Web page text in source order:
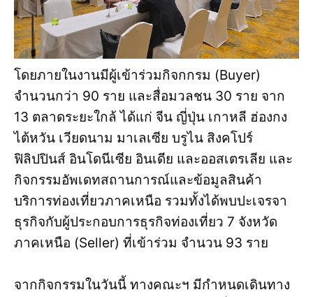
โดยภายในงานมีผู้เข้าร่วมกิจกกรม (Buyer)
จำนวนกว่า 90 ราย และสื่อมวลชน 30 ราย จาก
13 ตลาดระยะใกล้ ได้แก่ จีน ญี่ปุ่น เกาหลี ฮ่องกง
ไต้หวัน เวียดนาม มาเลเซีย บรูไน สิงคโปร์
ฟิลิปปินส์ อินโดนีเซีย อินเดีย และออสเตรเลีย และ
กิจกรรมอัพเดทสถานการณ์และข้อมูลสินค้า
บริการท่องเที่ยวภาคเหนือ รวมทั้งได้พบปะเจรจา
ธุรกิจกับผู้ประกอบการธุรกิจท่องเที่ยว 7 จังหวัด
ภาคเหนือ (Seller) ที่เข้าร่วม จำนวน 93 ราย
จากกิจกรรมในวันนี้ ทางคณะฯ มีกำหนดเดินทาง